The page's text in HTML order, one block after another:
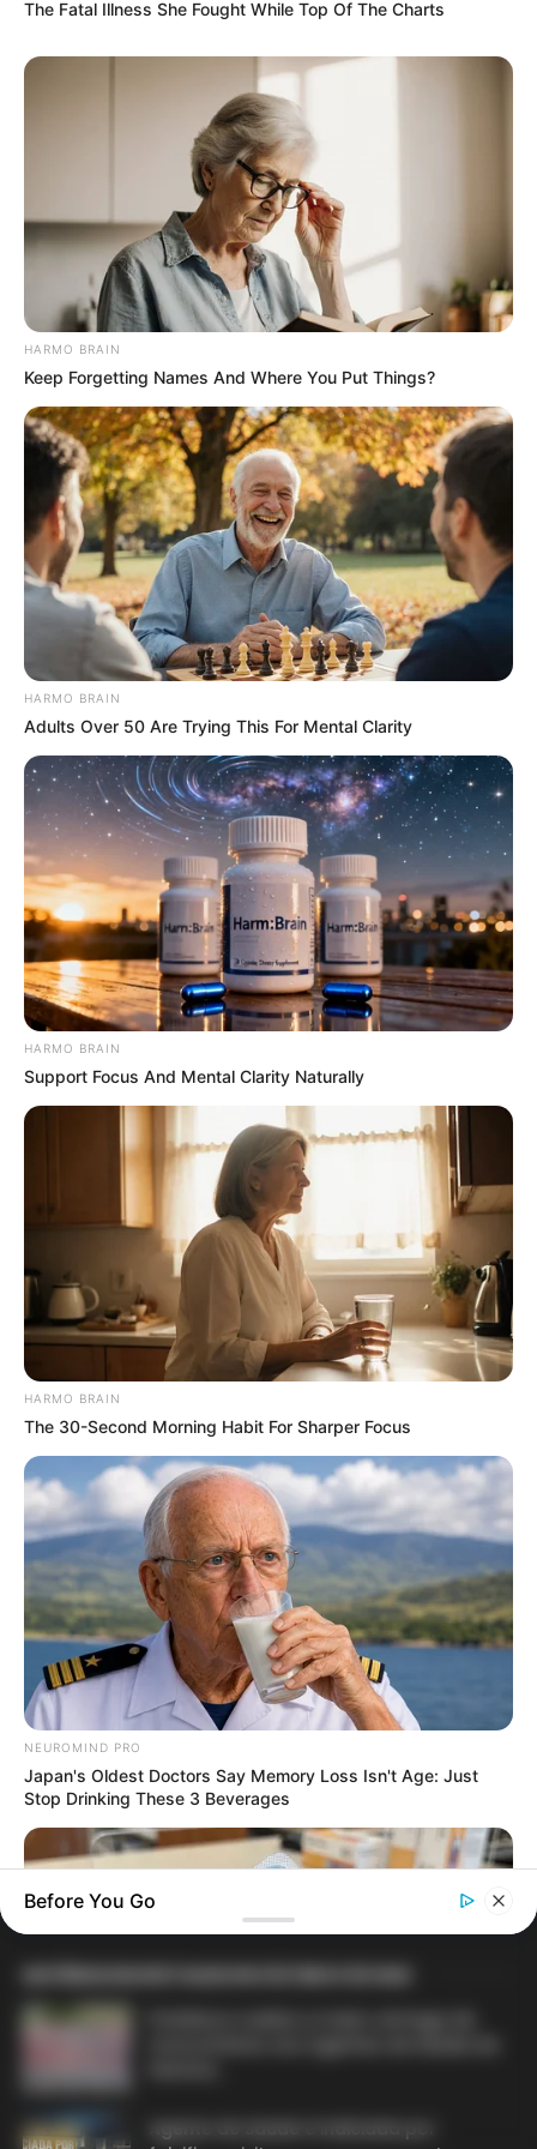
BUSCAR
FACEBOOK
DESTAQUES DA SEMANA
Agente de Saúde é indiciada por falsificar
visitas que nunca aconteceram.
Câmara dos Deputados: anuênios, triênios,
quinquênios, sexta-parte e licenças-prêmio
entram no debate.
Motos e bicicletas para ACS e ACE: veja o
passo a passo para conseguir o benefício.
FNARAS em Brasília: Senado pode
promulgar PEC 14 em semana de
mobilização.
Presidente Kennedy (ES) abre processo
seletivo para Agentes de Saúde e de
Combate às Endemias.
PEC 14: o que acontece com quinquênio,
triênio e sexta-parte na aposentadoria?
DESTAQUES DO MÊS
Prefeitura realiza a maior entrega de
motocicletas aos Agentes de Saúde da
história...
Agente de Saúde é indiciada por falsificar
visitas que nunca aconteceram.
Terceiro lote da restituição do IR paga R$
4,61 bilhões para 2,7 milhões de
contribuintes.
Motos e bicicletas para ACS e ACE: veja o
passo a passo para conseguir o benefício.
PLP 185 continua travado na Câmara dos
Deputados por erro em seu texto.
ACS e ACE: celetista, estatutário ou
contrato precário — entenda o que muda
no seu bolso e na sua carreira.
DIVERSAS
Agente de Saúde é indiciada por
The Fatal Illness She Fought While Top Of The Charts
HARMO BRAIN
Keep Forgetting Names And Where You Put Things?
HARMO BRAIN
Adults Over 50 Are Trying This For Mental Clarity
HARMO BRAIN
Support Focus And Mental Clarity Naturally
HARMO BRAIN
The 30-Second Morning Habit For Sharper Focus
NEUROMIND PRO
Japan's Oldest Doctors Say Memory Loss Isn't Age: Just
Stop Drinking These 3 Beverages
FRIDAY PLANS
Before You Go